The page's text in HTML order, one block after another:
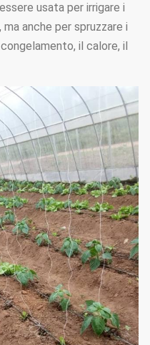
usata per irrigare i
anche per spruzzare i
il calore, il